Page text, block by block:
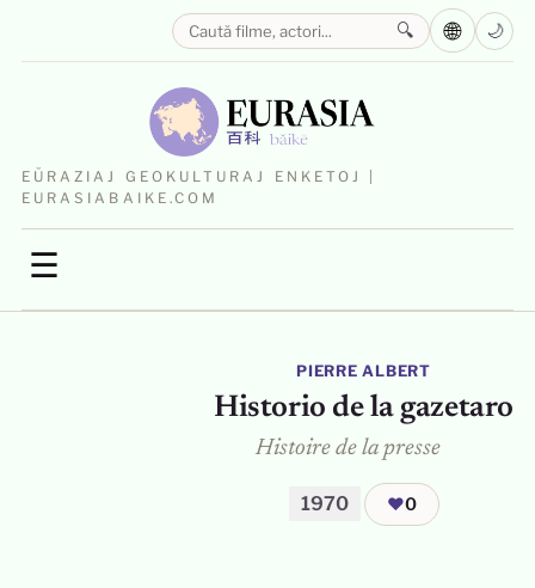
EŬRAZIAJ GEOKULTURAJ ENKETOJ |
EURASIABAIKE.COM
☰
🔍 🌐 🌙
PIERRE ALBERT
Historio de la gazetaro
Histoire de la presse
1970 ❤0